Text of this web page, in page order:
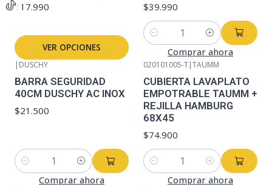
$17.990
VER OPCIONES
$39.990
Cantidad
Comprar ahora
| DUSCHY
BARRA SEGURIDAD
40CM DUSCHY AC INOX
$21.500
Cantidad
Comprar ahora
020101005-T|TAUMM
CUBIERTA LAVAPLATO
EMPOTRABLE TAUMM +
REJILLA HAMBURG
68X45
$74.900
Cantidad
Comprar ahora